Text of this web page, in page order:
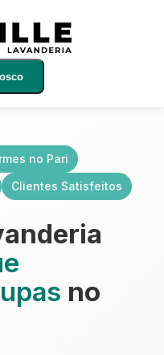
no Pari
Clientes Satisfeitos
no